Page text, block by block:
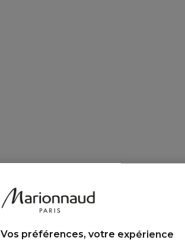
Vos préférences, votre expérience